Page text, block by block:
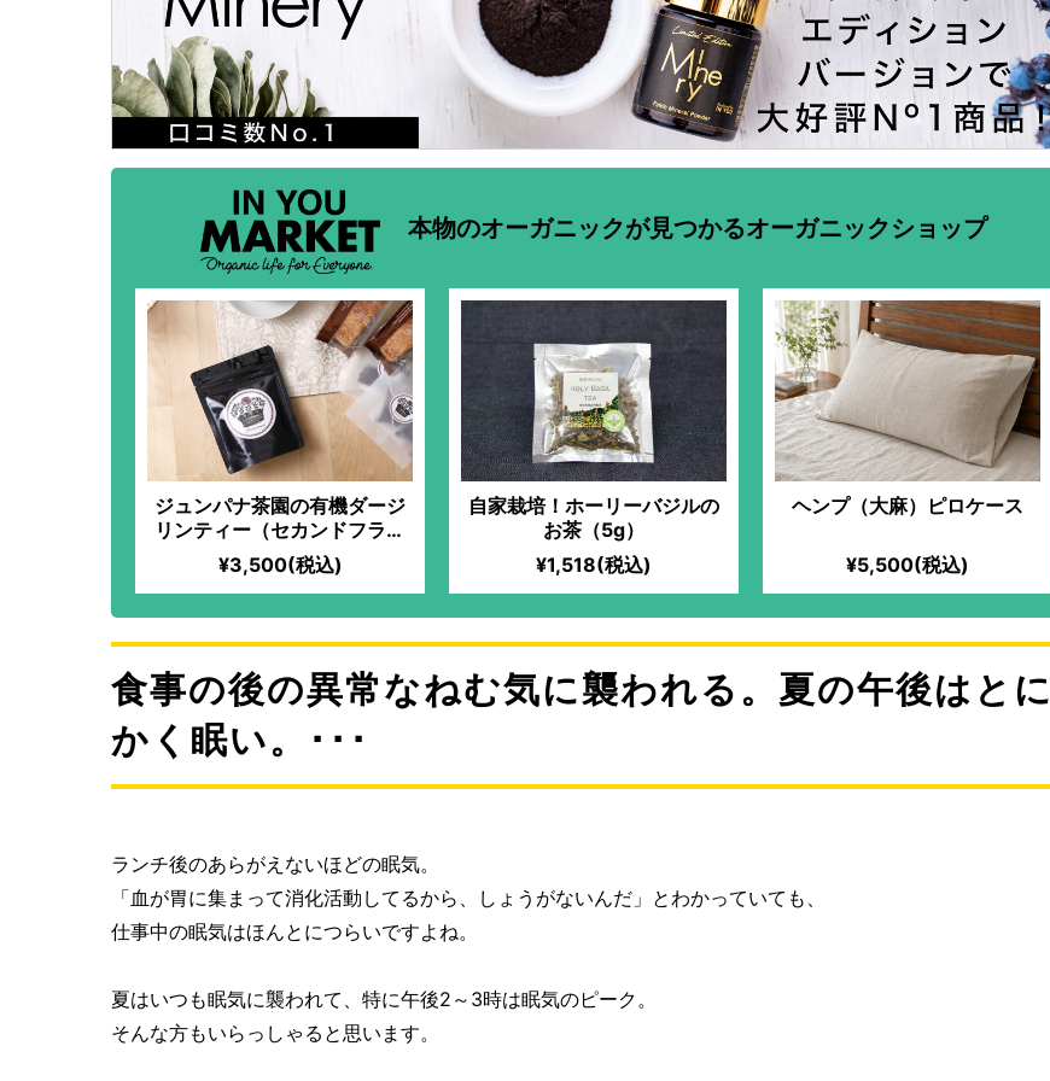
本物のオーガニックが見つかるオーガニックショップ
ジュンパナ茶園の有機ダージ
リンティー（セカンドフラッ
シュ）のティーバッグ
¥3,500(税込)
自家栽培！ホーリーバジルの
お茶（5g）
¥1,518(税込)
ヘンプ（大麻）ピロケース
¥5,500(税込)
食事の後の異常なねむ気に襲われる。夏の午後はとに
かく眠い。･･･
ランチ後のあらがえないほどの眠気。
「血が胃に集まって消化活動してるから、しょうがないんだ」とわかっていても、
仕事中の眠気はほんとにつらいですよね。
夏はいつも眠気に襲われて、特に午後2～3時は眠気のピーク。
そんな方もいらっしゃると思います。